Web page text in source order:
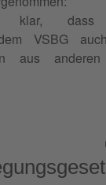
klar,
VSBG
aus